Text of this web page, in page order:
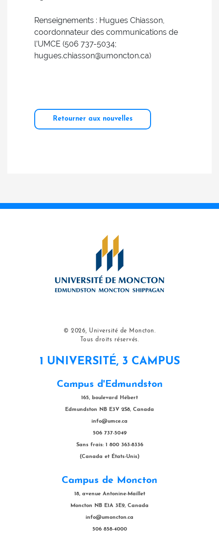
Renseignements : Hugues Chiasson,
coordonnateur des communications de
l’UMCE (506 737-5034;
hugues.chiasson@umoncton.ca)
Retourner aux nouvelles
© 2026, Université de Moncton.
Tous droits réservés.
1 UNIVERSITÉ, 3 CAMPUS
Campus d'Edmundston
165, boulevard Hébert
Edmundston NB E3V 2S8, Canada
info@umce.ca
506 737-5049
Sans frais: 1 800 363-8336
(Canada et États-Unis)
Campus de Moncton
18, avenue Antonine-Maillet
Moncton NB E1A 3E9, Canada
info@umoncton.ca
506 858-4000